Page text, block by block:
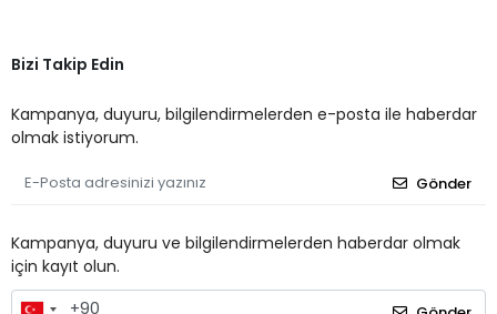
Bizi Takip Edin
Kampanya, duyuru, bilgilendirmelerden e-posta ile haberdar
olmak istiyorum.
Gönder
Kampanya, duyuru ve bilgilendirmelerden haberdar olmak
için kayıt olun.